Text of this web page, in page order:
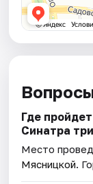
Где
Синатра
Место
Мясницкой.